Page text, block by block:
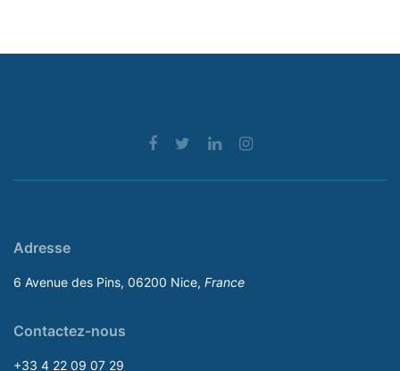
Adresse
6 Avenue des Pins, 06200 Nice, France
Contactez-nous
+33 4 22 09 07 29